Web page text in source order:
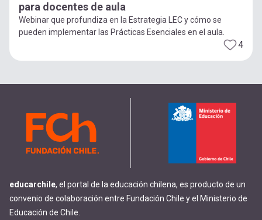
para docentes de aula
Webinar que profundiza en la Estrategia LEC y cómo se
pueden implementar las Prácticas Esenciales en el aula.
4
educarchile, el portal de la educación chilena, es producto de un
convenio de colaboración entre Fundación Chile y el Ministerio de
Educación de Chile.